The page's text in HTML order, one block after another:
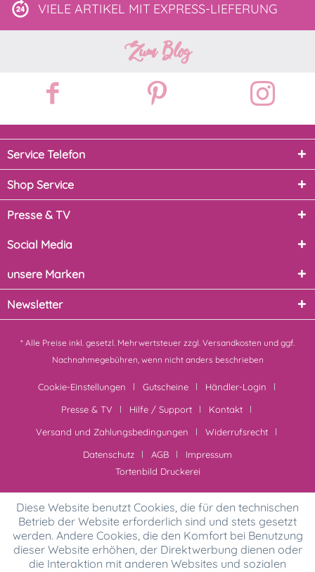
VIELE ARTIKEL MIT EXPRESS-LIEFERUNG
Zum Blog
Service Telefon
Shop Service
Presse & TV
Social Media
unsere Marken
Newsletter
* Alle Preise inkl. gesetzl. Mehrwertsteuer zzgl. Versandkosten und ggf.
Nachnahmegebühren, wenn nicht anders beschrieben
Cookie-Einstellungen Gutscheine
Händler-Login
Presse & TV
Hilfe / Support
Kontakt
Versand und Zahlungsbedingungen
Widerrufsrecht
Datenschutz
AGB
Impressum
Tortenbild Druckerei
Diese Website benutzt Cookies, die für den technischen
Betrieb der Website erforderlich sind und stets gesetzt
werden. Andere Cookies, die den Komfort bei Benutzung
dieser Website erhöhen, der Direktwerbung dienen oder
die Interaktion mit anderen Websites und sozialen